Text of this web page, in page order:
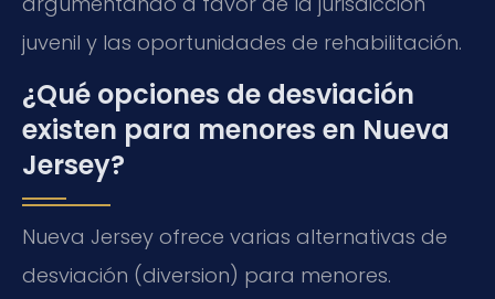
juvenil y las oportunidades de rehabilitación.
¿Qué opciones de desviación
existen para menores en Nueva
Jersey?
Nueva Jersey ofrece varias alternativas de
desviación (diversion) para menores.